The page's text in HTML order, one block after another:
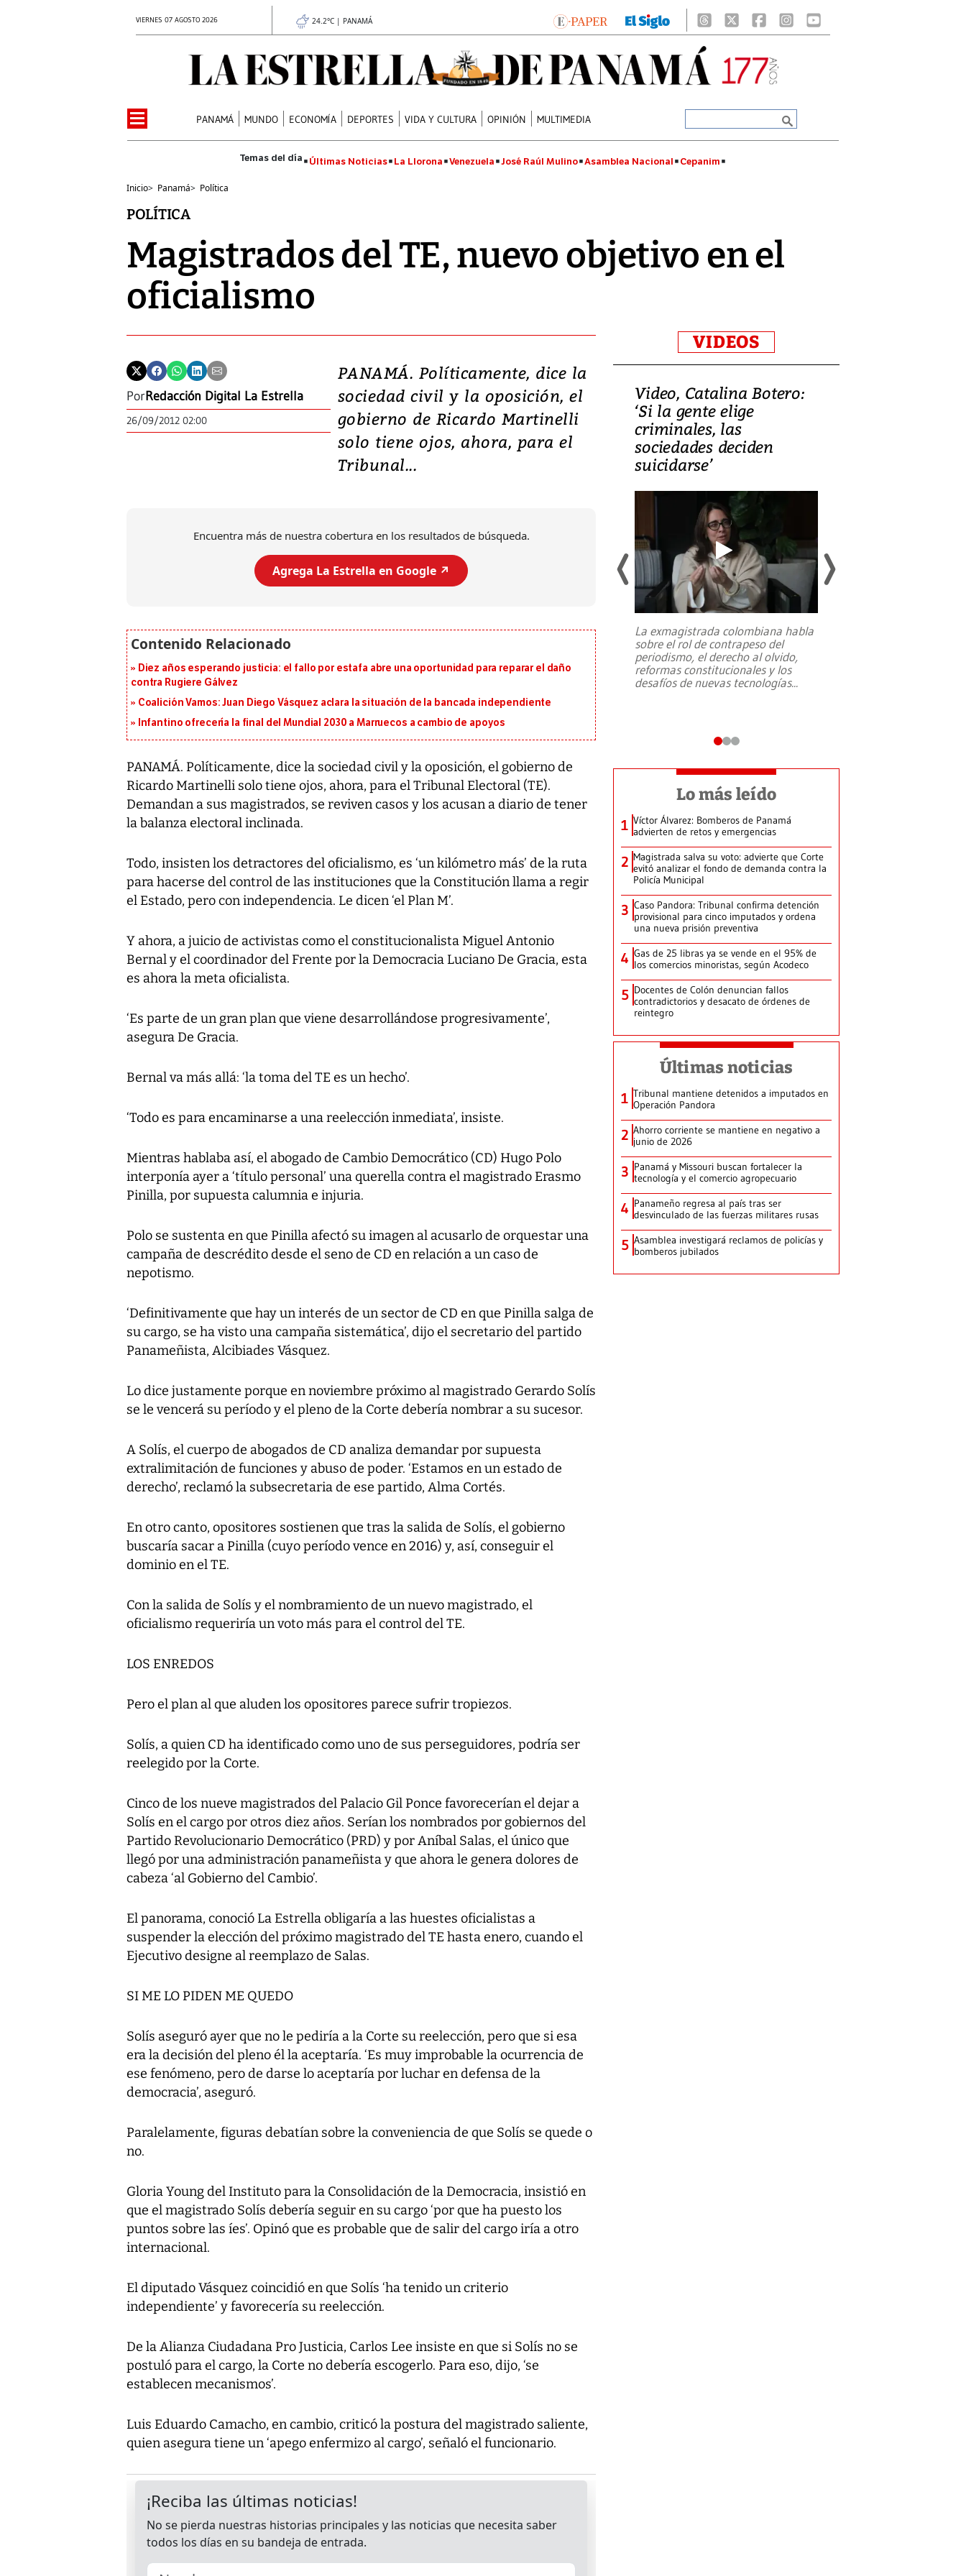
VIERNES 07 AGOSTO 2026 24.2°C | PANAMÁ
PANAMÁ MUNDO ECONOMÍA DEPORTES VIDA Y CULTURA OPINIÓN MULTIMEDIA
Últimas Noticias La Llorona Venezuela José Raúl Mulino Asamblea Nacional Cepanim
Inicio> Panamá> Política
POLÍTICA
Magistrados del TE, nuevo objetivo en el
oficialismo
PorRedacción Digital La Estrella
26/09/2012 02:00
PANAMÁ. Políticamente, dice la
sociedad civil y la oposición, el
gobierno de Ricardo Martinelli
solo tiene ojos, ahora, para el
Tribunal...
Encuentra más de nuestra cobertura en los resultados de búsqueda.
Agrega La Estrella en Google ↗️
Diez años esperando justicia: el fallo por estafa abre una oportunidad para reparar el daño
contra Rugiere Gálvez
Coalición Vamos: Juan Diego Vásquez aclara la situación de la bancada independiente
Infantino ofrecería la final del Mundial 2030 a Marruecos a cambio de apoyos
PANAMÁ. Políticamente, dice la sociedad civil y la oposición, el gobierno de
Ricardo Martinelli solo tiene ojos, ahora, para el Tribunal Electoral (TE).
Demandan a sus magistrados, se reviven casos y los acusan a diario de tener
la balanza electoral inclinada.
Todo, insisten los detractores del oficialismo, es ‘un kilómetro más’ de la ruta
para hacerse del control de las instituciones que la Constitución llama a regir
el Estado, pero con independencia. Le dicen ‘el Plan M’.
Y ahora, a juicio de activistas como el constitucionalista Miguel Antonio
Bernal y el coordinador del Frente por la Democracia Luciano De Gracia, esta
es ahora la meta oficialista.
‘Es parte de un gran plan que viene desarrollándose progresivamente’,
asegura De Gracia.
Bernal va más allá: ‘la toma del TE es un hecho’.
‘Todo es para encaminarse a una reelección inmediata’, insiste.
Mientras hablaba así, el abogado de Cambio Democrático (CD) Hugo Polo
interponía ayer a ‘título personal’ una querella contra el magistrado Erasmo
Pinilla, por supuesta calumnia e injuria.
Polo se sustenta en que Pinilla afectó su imagen al acusarlo de orquestar una
campaña de descrédito desde el seno de CD en relación a un caso de
nepotismo.
‘Definitivamente que hay un interés de un sector de CD en que Pinilla salga de
su cargo, se ha visto una campaña sistemática’, dijo el secretario del partido
Panameñista, Alcibiades Vásquez.
Lo dice justamente porque en noviembre próximo al magistrado Gerardo Solís
se le vencerá su período y el pleno de la Corte debería nombrar a su sucesor.
A Solís, el cuerpo de abogados de CD analiza demandar por supuesta
extralimitación de funciones y abuso de poder. ‘Estamos en un estado de
derecho’, reclamó la subsecretaria de ese partido, Alma Cortés.
En otro canto, opositores sostienen que tras la salida de Solís, el gobierno
buscaría sacar a Pinilla (cuyo período vence en 2016) y, así, conseguir el
dominio en el TE.
Con la salida de Solís y el nombramiento de un nuevo magistrado, el
oficialismo requeriría un voto más para el control del TE.
LOS ENREDOS
Pero el plan al que aluden los opositores parece sufrir tropiezos.
Solís, a quien CD ha identificado como uno de sus perseguidores, podría ser
reelegido por la Corte.
Cinco de los nueve magistrados del Palacio Gil Ponce favorecerían el dejar a
Solís en el cargo por otros diez años. Serían los nombrados por gobiernos del
Partido Revolucionario Democrático (PRD) y por Aníbal Salas, el único que
llegó por una administración panameñista y que ahora le genera dolores de
cabeza ‘al Gobierno del Cambio’.
El panorama, conoció La Estrella obligaría a las huestes oficialistas a
suspender la elección del próximo magistrado del TE hasta enero, cuando el
Ejecutivo designe al reemplazo de Salas.
SI ME LO PIDEN ME QUEDO
Solís aseguró ayer que no le pediría a la Corte su reelección, pero que si esa
era la decisión del pleno él la aceptaría. ‘Es muy improbable la ocurrencia de
ese fenómeno, pero de darse lo aceptaría por luchar en defensa de la
democracia’, aseguró.
Paralelamente, figuras debatían sobre la conveniencia de que Solís se quede o
no.
Gloria Young del Instituto para la Consolidación de la Democracia, insistió en
que el magistrado Solís debería seguir en su cargo ‘por que ha puesto los
puntos sobre las íes’. Opinó que es probable que de salir del cargo iría a otro
internacional.
El diputado Vásquez coincidió en que Solís ‘ha tenido un criterio
independiente’ y favorecería su reelección.
De la Alianza Ciudadana Pro Justicia, Carlos Lee insiste en que si Solís no se
postuló para el cargo, la Corte no debería escogerlo. Para eso, dijo, ‘se
establecen mecanismos’.
Luis Eduardo Camacho, en cambio, criticó la postura del magistrado saliente,
quien asegura tiene un ‘apego enfermizo al cargo’, señaló el funcionario.
VIDEOS
Video, Japón: Terremoto
deja heridos y graves
daños en Kumamoto
al sur de Japón, provocando una
Video, Catalina Botero:
‘Si la gente elige
criminales, las
sociedades deciden
suicidarse’
La exmagistrada colombiana habla
sobre el rol de contrapeso del
periodismo, el derecho al olvido,
reformas constitucionales y los
desafíos de nuevas tecnologías...
Lo más leído
1 Víctor Álvarez: Bomberos de Panamá
advierten de retos y emergencias
2 Magistrada salva su voto: advierte que Corte
evitó analizar el fondo de demanda contra la
Policía Municipal
3 Caso Pandora: Tribunal confirma detención
provisional para cinco imputados y ordena
una nueva prisión preventiva
4 Gas de 25 libras ya se vende en el 95% de
los comercios minoristas, según Acodeco
5 Docentes de Colón denuncian fallos
contradictorios y desacato de órdenes de
reintegro
Últimas noticias
1 Tribunal mantiene detenidos a imputados en
Operación Pandora
2 Ahorro corriente se mantiene en negativo a
junio de 2026
3 Panamá y Missouri buscan fortalecer la
tecnología y el comercio agropecuario
4 Panameño regresa al país tras ser
desvinculado de las fuerzas militares rusas
5 Asamblea investigará reclamos de policías y
bomberos jubilados